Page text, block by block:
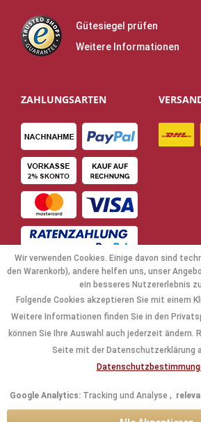
Gütesiegel prüfen
Weitere Informationen
ZAHLUNGSARTEN
NAVIGATION
INFORMATIONEN
Wir verwenden Cookies. Einige davon sind
den Warenkorb), andere helfen uns, unser
ein besseres Nutzererlebnis
Folgende Cookies akzeptieren Sie mit einem
Weitere Informationen finden Sie in den
können Sie Ihre Auswahl auch jederzeit ändern.
Seite mit der Datenschutzerklärung
Google Analytics: Tracking und Analyse ,